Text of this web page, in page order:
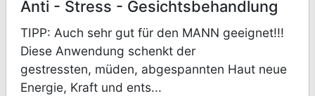
Anti - Stress - Gesichtsbehandlung
TIPP: Auch sehr gut für den MANN geeignet!!!
Diese Anwendung schenkt der
gestressten, müden, abgespannten Haut neue
Energie, Kraft und ents...